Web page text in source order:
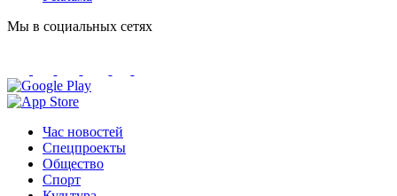
Мы в социальных сетях
Час новостей
Спецпроекты
Общество
Спорт